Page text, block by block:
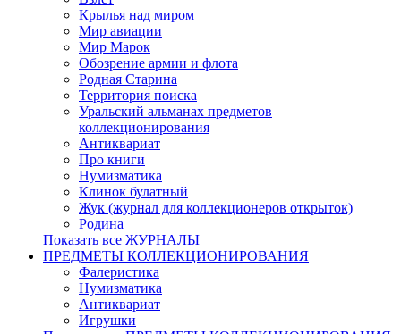
Крылья над миром
Мир авиации
Мир Марок
Обозрение армии и флота
Родная Старина
Территория поиска
Уральский альманах предметов
коллекционирования
Антиквариат
Про книги
Нумизматика
Клинок булатный
Жук (журнал для коллекционеров открыток)
Родина
Показать все ЖУРНАЛЫ
ПРЕДМЕТЫ КОЛЛЕКЦИОНИРОВАНИЯ
Фалеристика
Нумизматика
Антиквариат
Игрушки